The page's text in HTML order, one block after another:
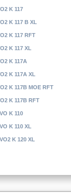
K 117
K 117 B XL
K 117 RFT
K 117 XL
K 117A
K 117A XL
K 117B MOE RFT
K 117B RFT
K 110
K 110 XL
K 120 XL